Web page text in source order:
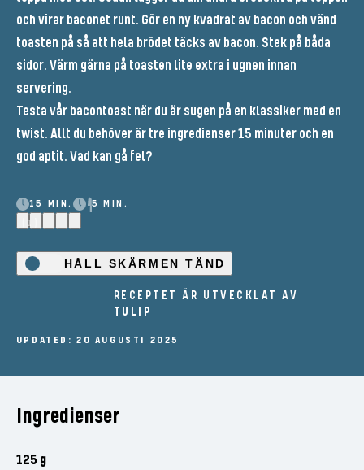
och virar baconet runt. Gör en ny kvadrat av bacon och vänd
toasten på så att hela brödet täcks av bacon. Stek på båda
sidor. Värm gärna på toasten lite extra i ugnen innan
servering.
Testa vår bacontoast när du är sugen på en klassiker med en
twist. Allt du behöver är tre ingredienser 15 minuter och en
god aptit. Vad kan gå fel?
15 MIN.
5 MIN.
(1)
HÅLL SKÄRMEN TÄND
RECEPTET ÄR UTVECKLAT AV
TULIP
UPDATED: 20 AUGUSTI 2025
Ingredienser
125 g